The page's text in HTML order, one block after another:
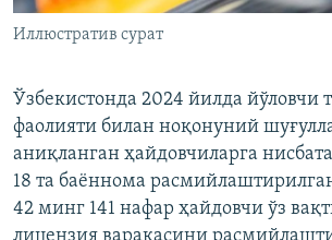
Иллюстратив сурат
Ўзбекистонда 2024 йилда
фаолияти билан ноқонуний
аниқланган ҳайдовчиларга
18 та баённома
42 минг 141 нафар ҳайдовчи ўз